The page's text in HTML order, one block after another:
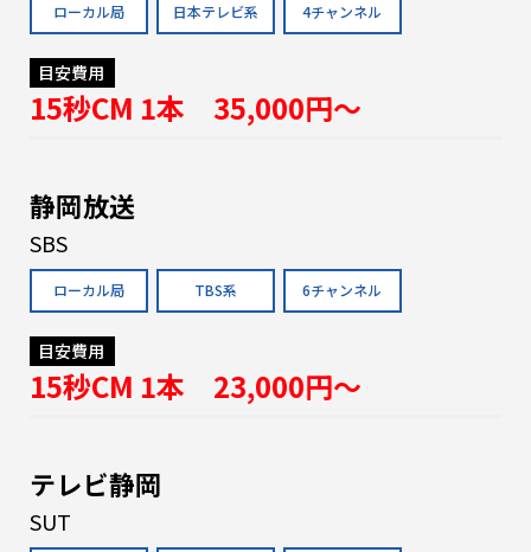
ローカル局 日本テレビ系 4チャンネル
目安費用
15秒CM 1本 35,000円〜
静岡放送
SBS
ローカル局 TBS系 6チャンネル
目安費用
15秒CM 1本 23,000円〜
テレビ静岡
SUT